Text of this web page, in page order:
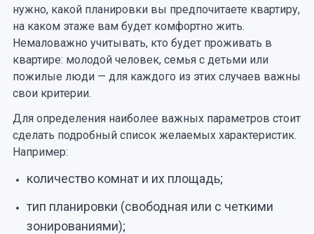
нужно, какой планировки вы предпочитаете квартиру,
на каком этаже вам будет комфортно жить.
Немаловажно учитывать, кто будет проживать в
квартире: молодой человек, семья с детьми или
пожилые люди — для каждого из этих случаев важны
свои критерии.
Для определения наиболее важных параметров стоит
сделать подробный список желаемых характеристик.
Например:
количество комнат и их площадь;
тип планировки (свободная или с четкими
зонированиями);